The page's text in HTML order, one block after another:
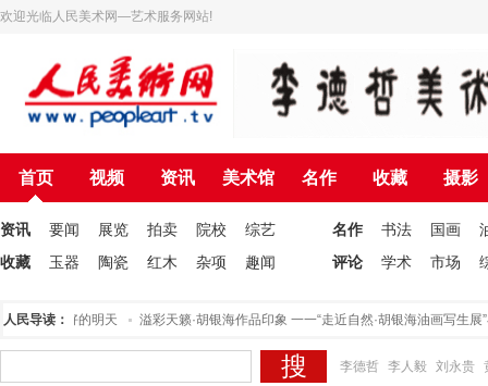
欢迎光临人民美术网—艺术服务网站!
首页 视频 资讯 美术馆 名作 收藏 摄影
资讯 要闻 展览 拍卖 院校
综艺
收藏
玉器 陶瓷 红木 杂项 趣闻
名作 书法 国画
评论
学术 市场
人民导读：
托起美好的明天 溢彩天籁·胡银海作品印象 一一“走近自然·胡银海油画写生展”
李德哲 李人毅 刘永贵